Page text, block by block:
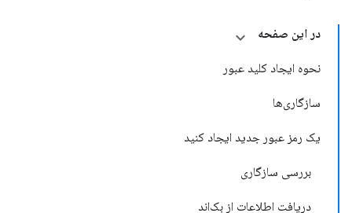
در این صفحه
نحوه ایجاد کلید عبور
سازگاری‌ها
یک رمز عبور جدید ایجاد کنید
بررسی سازگاری
دریافت اطلاعات از بک‌اند